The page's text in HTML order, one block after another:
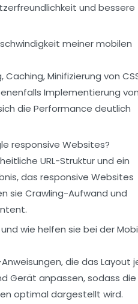
und bessere
meiner mobilen
Caching, Minifizierung von
Implementierung
die Performance deutlich
responsive Websites?
URL-Struktur und ein
das responsive Websites
sie Crawling-Aufwand und
wie helfen sie bei der
die das Layout
Gerät anpassen, sodass die
optimal dargestellt wird.